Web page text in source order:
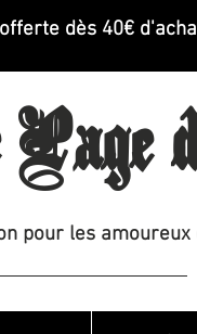
dès 40€
Page
pour les